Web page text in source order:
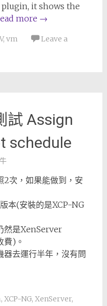
it shows the
more →
,vm
Leave a
試 Assign
schedule
2次，如果能做到，安
本(安裝的是XCP-NG
然是XenServer
費)。
去運行半年，沒有問
, XCP-NG, XenServer,